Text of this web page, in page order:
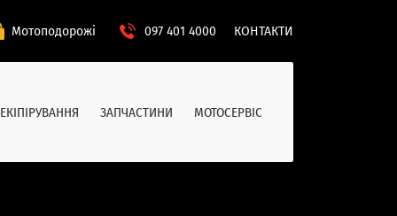
Мотоподорожі 097 401 4000 КОНТАКТИ
ЕКІПІРУВАННЯ ЗАПЧАСТИНИ МОТОСЕРВІС